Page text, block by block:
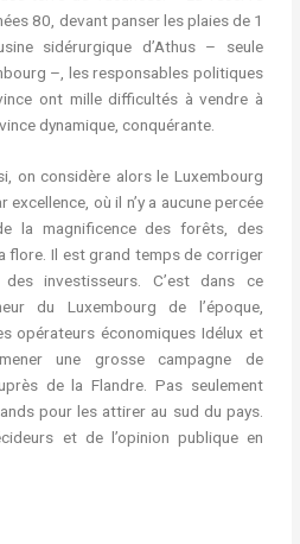
80, devant panser les plaies de 1
sidérurgique d’Athus – seule
–, les responsables politiques
ont mille difficultés à vendre à
dynamique, conquérante.
on considère alors le Luxembourg
où il n’y a aucune percée
la magnificence des forêts, des
flore. Il est grand temps de corriger
investisseurs. C’est dans ce
du Luxembourg de l’époque,
opérateurs économiques Idélux et
une grosse campagne de
de la Flandre. Pas seulement
pour les attirer au sud du pays.
et de l’opinion publique en